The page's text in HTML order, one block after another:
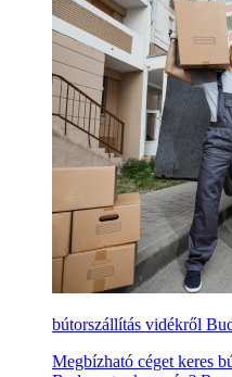
bútorszállítás vidékről
Megbízható céget keres